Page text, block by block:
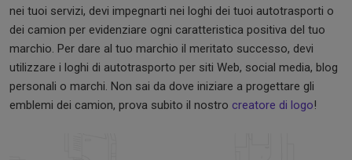
nei tuoi servizi, devi impegnarti nei loghi dei tuoi autotrasporti o
dei camion per evidenziare ogni caratteristica positiva del tuo
marchio. Per dare al tuo marchio il meritato successo, devi
utilizzare i loghi di autotrasporto per siti Web, social media, blog
personali o marchi. Non sai da dove iniziare a progettare gli
emblemi dei camion, prova subito il nostro creatore di logo!